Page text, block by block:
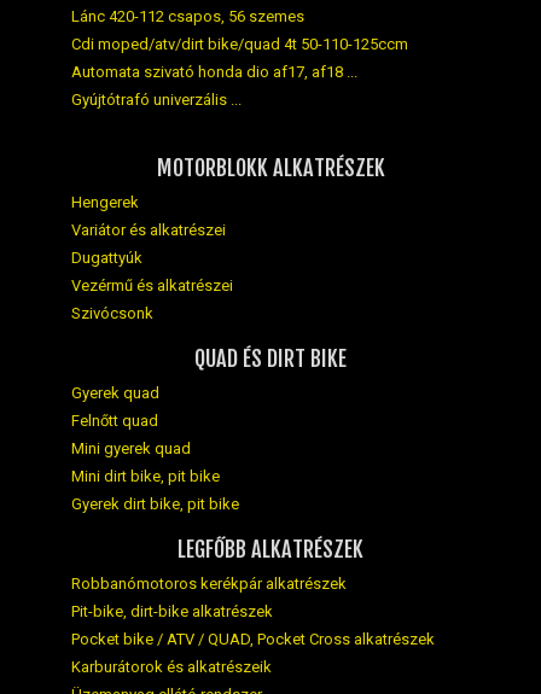
Lánc 420-112 csapos, 56 szemes
Cdi moped/atv/dirt bike/quad 4t 50-110-125ccm
Automata szivató honda dio af17, af18 ...
Gyújtótrafó univerzális ...
MOTORBLOKK ALKATRÉSZEK
Hengerek
Variátor és alkatrészei
Dugattyúk
Vezérmű és alkatrészei
Szivócsonk
QUAD ÉS DIRT BIKE
Gyerek quad
Felnőtt quad
Mini gyerek quad
Mini dirt bike, pit bike
Gyerek dirt bike, pit bike
LEGFŐBB ALKATRÉSZEK
Robbanómotoros kerékpár alkatrészek
Pit-bike, dirt-bike alkatrészek
Pocket bike / ATV / QUAD, Pocket Cross alkatrészek
Karburátorok és alkatrészeik